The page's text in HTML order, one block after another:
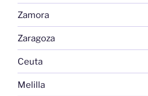
Zamora
Zaragoza
Ceuta
Melilla